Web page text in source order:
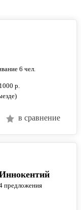
6 чел.
р.
в сравнение
предложения